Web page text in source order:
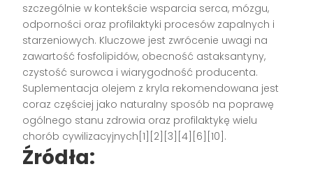
szczególnie w kontekście wsparcia serca, mózgu,
odporności oraz profilaktyki procesów zapalnych i
starzeniowych. Kluczowe jest zwrócenie uwagi na
zawartość fosfolipidów, obecność astaksantyny,
czystość surowca i wiarygodność producenta.
Suplementacja olejem z kryla rekomendowana jest
coraz częściej jako naturalny sposób na poprawę
ogólnego stanu zdrowia oraz profilaktykę wielu
chorób cywilizacyjnych[1][2][3][4][6][10].
Źródła: